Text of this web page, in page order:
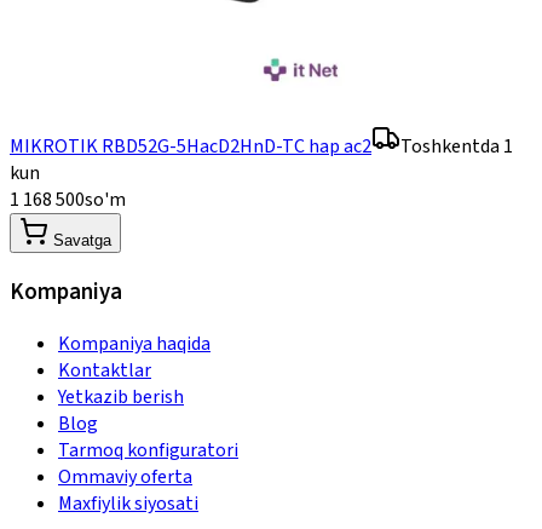
MIKROTIK RBD52G-5HacD2HnD-TC hap ac2
Toshkentda 1
kun
1 168 500so'm
Savatga
Kompaniya
Kompaniya haqida
Kontaktlar
Yetkazib berish
Blog
Tarmoq konfiguratori
Ommaviy oferta
Maxfiylik siyosati